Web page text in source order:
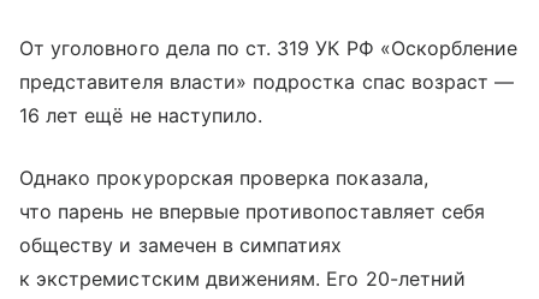
От уголовного дела по ст. 319 УК РФ «Оскорбление
представителя власти» подростка спас возраст —
16 лет ещё не наступило.
Однако прокурорская проверка показала,
что парень не впервые противопоставляет себя
обществу и замечен в симпатиях
к экстремистским движениям. Его 20-летний